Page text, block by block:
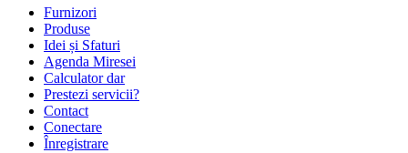
Furnizori
Produse
Idei și Sfaturi
Agenda Miresei
Calculator dar
Prestezi servicii?
Contact
Conectare
Înregistrare